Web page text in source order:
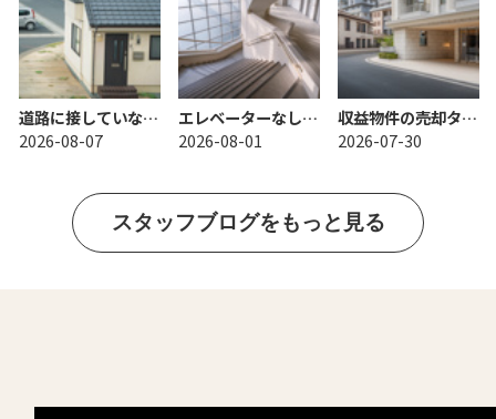
道路に接していない家の売却は可能か？相談前に知るべき注意点と進め方
2026-08-07
エレベーターなしマンションは何階が安心？高齢者に向きの階数選びの考え方
2026-08-01
収益物件の売却タイミングはいつ？5年超か短期判定かで変わる税負担
2026-07-30
スタッフブログをもっと見る